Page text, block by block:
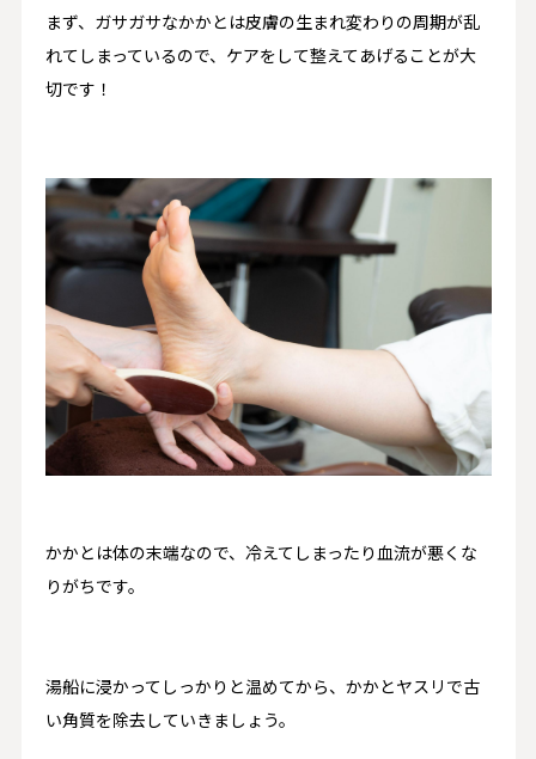
まず、 ガサガサなかかとは皮膚の生まれ変わりの周期が乱
れてしまっているので、ケアをして整えてあげることが大
切です！
かかとは体の末端なので、冷えてしまったり血流が悪くな
りがちです。
湯船に浸かってしっかりと温めてから、 かかとヤスリで古
い角質を除去 していきましょう。